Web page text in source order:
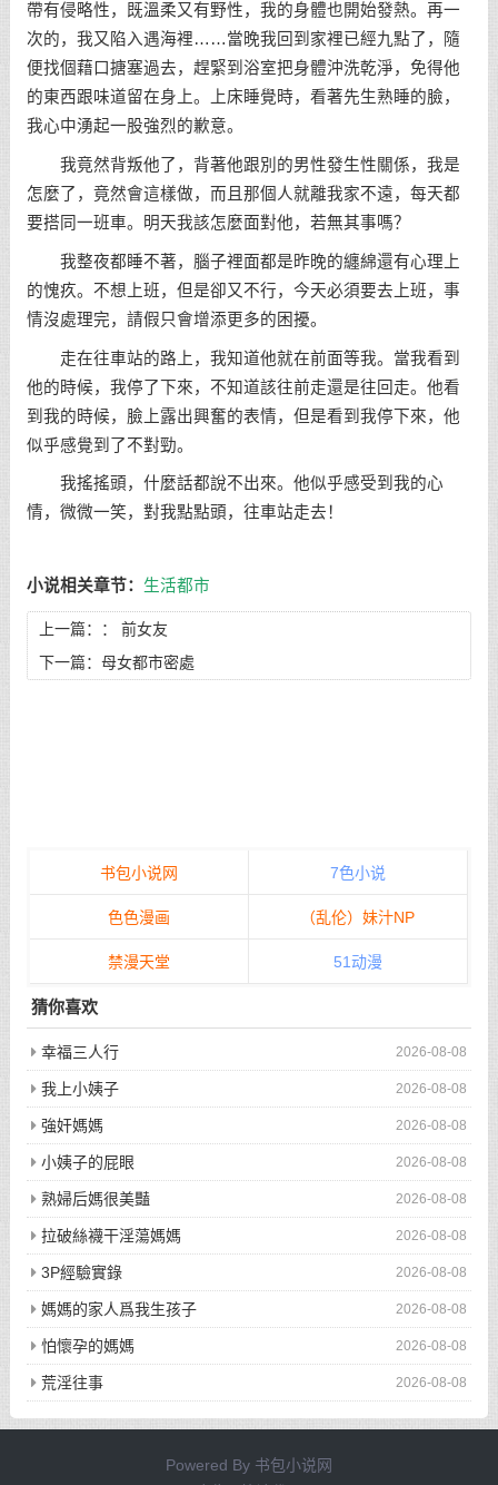
帶有侵略性，既溫柔又有野性，我的身體也開始發熱。再一
次的，我又陷入遇海裡……當晚我回到家裡已經九點了，隨
便找個藉口搪塞過去，趕緊到浴室把身體沖洗乾淨，免得他
的東西跟味道留在身上。上床睡覺時，看著先生熟睡的臉，
我心中湧起一股強烈的歉意。
我竟然背叛他了，背著他跟別的男性發生性關係，我是
怎麼了，竟然會這樣做，而且那個人就離我家不遠，每天都
要搭同一班車。明天我該怎麼面對他，若無其事嗎？
我整夜都睡不著，腦子裡面都是昨晚的纏綿還有心理上
的愧疚。不想上班，但是卻又不行，今天必須要去上班，事
情沒處理完，請假只會增添更多的困擾。
走在往車站的路上，我知道他就在前面等我。當我看到
他的時候，我停了下來，不知道該往前走還是往回走。他看
到我的時候，臉上露出興奮的表情，但是看到我停下來，他
似乎感覺到了不對勁。
我搖搖頭，什麼話都說不出來。他似乎感受到我的心
情，微微一笑，對我點點頭，往車站走去！
小说相关章节： 生活都市
上一篇：： 前女友
下一篇： 母女都市密處
书包小说网 7色小说
色色漫画 （乱伦）妹汁NP
禁漫天堂 51动漫
猜你喜欢
2026-08-08
幸福三人行
2026-08-08
我上小姨子
2026-08-08
強奸媽媽
2026-08-08
小姨子的屁眼
2026-08-08
熟婦后媽很美豔
2026-08-08
拉破絲襪干淫蕩媽媽
2026-08-08
3P經驗實錄
2026-08-08
媽媽的家人爲我生孩子
2026-08-08
怕懷孕的媽媽
2026-08-08
荒淫往事
Powered By 书包小说网